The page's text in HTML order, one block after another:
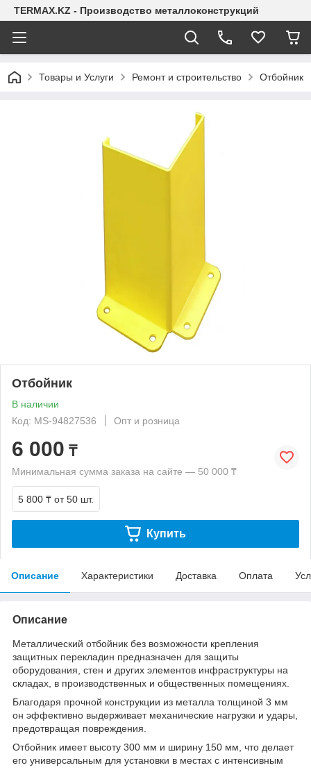
TERMAX.KZ - Производство металлоконструкций
Товары и Услуги Ремонт и строительство Отбойник
Отбойник
В наличии
Код: MS-94827536
Опт и розница
6 000 ₸
Минимальная сумма заказа на сайте — 50 000 ₸
5 800 ₸ от 50 шт.
Купить
Описание Характеристики Доставка Оплата
Описание
Металлический отбойник без возможности крепления
защитных перекладин предназначен для защиты
оборудования, стен и других элементов инфраструктуры на
складах, в производственных и общественных помещениях.
Благодаря прочной конструкции из металла толщиной 3 мм
он эффективно выдерживает механические нагрузки и удары,
предотвращая повреждения.
Отбойник имеет высоту 300 мм и ширину 150 мм, что делает
его универсальным для установки в местах с интенсивным